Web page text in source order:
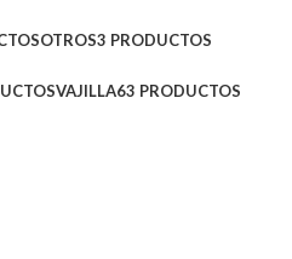
OTROS3 PRODUCTOS
VAJILLA63 PRODUCTOS